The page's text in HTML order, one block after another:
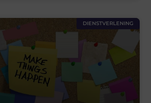
DIENSTVERLENING